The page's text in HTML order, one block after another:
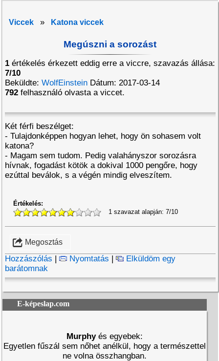
Viccek » Katona viccek
Megúszni a sorozást
1 értékelés érkezett eddig erre a viccre, szavazás állása:
7/10
Beküldte: WolfEinstein Dátum: 2017-03-14
792 felhasználó olvasta a viccet.
Két férfi beszélget:
- Tulajdonképpen hogyan lehet, hogy ön sohasem volt
katona?
- Magam sem tudom. Pedig valahányszor sorozásra
hívnak, fogadást kötök a dokival 1000 pengőre, hogy
ezúttal beválok, s a végén mindig elveszítem.
Értékelés:
1 szavazat alapján: 7/10
Megosztás
Hozzászólás | Nyomtatás |
Elküldöm egy
barátomnak
E-képeslap.com
Murphyés egyebek:
Egyetlen fűszál sem nőhet anélkül, hogy a természettel
ne volna összhangban.